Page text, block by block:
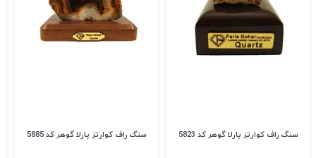
سنگ راف کوارتز پارلا گوهر کد 5823 سنگ راف کوارتز پارلا گوهر کد 5885